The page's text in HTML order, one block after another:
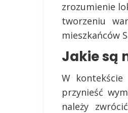
zrozumienie
tworzeniu
mieszkańców
Jakie są
W
przynieść
należy